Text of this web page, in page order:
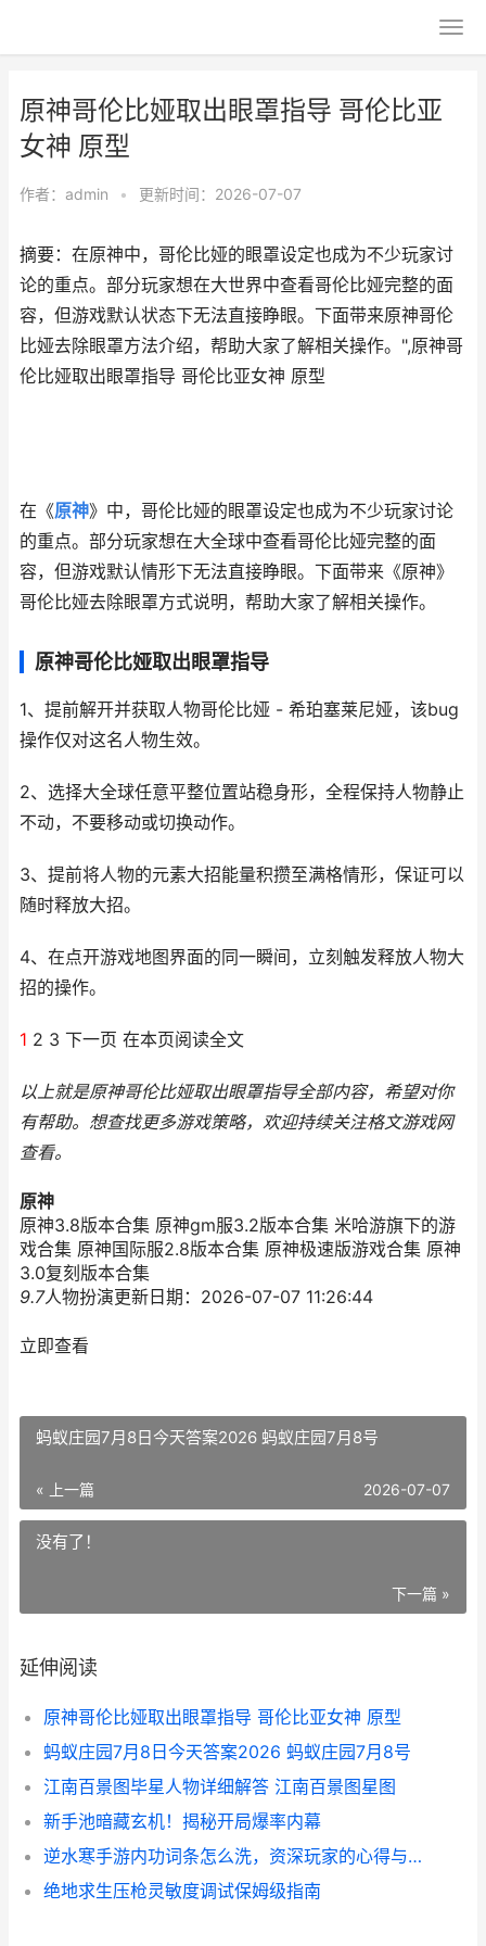
原神哥伦比娅取出眼罩指导 哥伦比亚
女神 原型
作者： admin • 更新时间：2026-07-07
摘要：在原神中，哥伦比娅的眼罩设定也成为不少玩家讨
论的重点。部分玩家想在大世界中查看哥伦比娅完整的面
容，但游戏默认状态下无法直接睁眼。下面带来原神哥伦
比娅去除眼罩方法介绍，帮助大家了解相关操作。",原神哥
伦比娅取出眼罩指导 哥伦比亚女神 原型
在《原神》中，哥伦比娅的眼罩设定也成为不少玩家讨论
的重点。部分玩家想在大全球中查看哥伦比娅完整的面
容，但游戏默认情形下无法直接睁眼。下面带来《原神》
哥伦比娅去除眼罩方式说明，帮助大家了解相关操作。
原神哥伦比娅取出眼罩指导
1、提前解开并获取人物哥伦比娅 - 希珀塞莱尼娅，该bug
操作仅对这名人物生效。
2、选择大全球任意平整位置站稳身形，全程保持人物静止
不动，不要移动或切换动作。
3、提前将人物的元素大招能量积攒至满格情形，保证可以
随时释放大招。
4、在点开游戏地图界面的同一瞬间，立刻触发释放人物大
招的操作。
1 2 3 下一页 在本页阅读全文
以上就是原神哥伦比娅取出眼罩指导全部内容，希望对你
有帮助。 想查找更多游戏策略，欢迎持续关注格文游戏网
查看。
原神
原神3.8版本合集 原神gm服3.2版本合集 米哈游旗下的游
戏合集 原神国际服2.8版本合集 原神极速版游戏合集 原神
3.0复刻版本合集
9.7人物扮演更新日期：2026-07-07 11:26:44
立即查看
蚂蚁庄园7月8日今天答案2026 蚂蚁庄园7月8号
« 上一篇 2026-07-07
没有了！
下一篇 »
延伸阅读
原神哥伦比娅取出眼罩指导 哥伦比亚女神 原型
蚂蚁庄园7月8日今天答案2026 蚂蚁庄园7月8号
江南百景图毕星人物详细解答 江南百景图星图
新手池暗藏玄机！揭秘开局爆率内幕
逆水寒手游内功词条怎么洗，资深玩家的心得与策略
绝地求生压枪灵敏度调试保姆级指南